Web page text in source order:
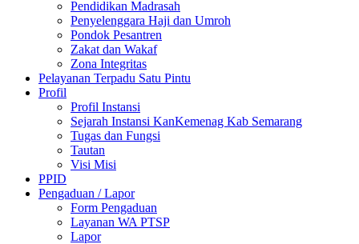
Pendidikan Madrasah
Penyelenggara Haji dan Umroh
Pondok Pesantren
Zakat dan Wakaf
Zona Integritas
Pelayanan Terpadu Satu Pintu
Profil
Profil Instansi
Sejarah Instansi KanKemenag Kab Semarang
Tugas dan Fungsi
Tautan
Visi Misi
PPID
Pengaduan / Lapor
Form Pengaduan
Layanan WA PTSP
Lapor